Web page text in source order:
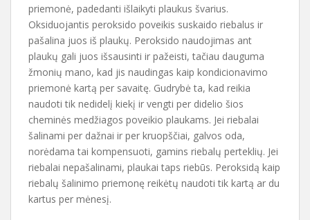
priemonė, padedanti išlaikyti plaukus švarius.
Oksiduojantis peroksido poveikis suskaido riebalus ir
pašalina juos iš plaukų. Peroksido naudojimas ant
plaukų gali juos išsausinti ir pažeisti, tačiau dauguma
žmonių mano, kad jis naudingas kaip kondicionavimo
priemonė kartą per savaitę. Gudrybė ta, kad reikia
naudoti tik nedidelį kiekį ir vengti per didelio šios
cheminės medžiagos poveikio plaukams. Jei riebalai
šalinami per dažnai ir per kruopščiai, galvos oda,
norėdama tai kompensuoti, gamins riebalų perteklių. Jei
riebalai nepašalinami, plaukai taps riebūs. Peroksidą kaip
riebalų šalinimo priemonę reikėtų naudoti tik kartą ar du
kartus per mėnesį.